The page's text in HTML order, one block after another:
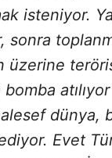
isteniyor.
sonra
üzerine
dünya,
Evet